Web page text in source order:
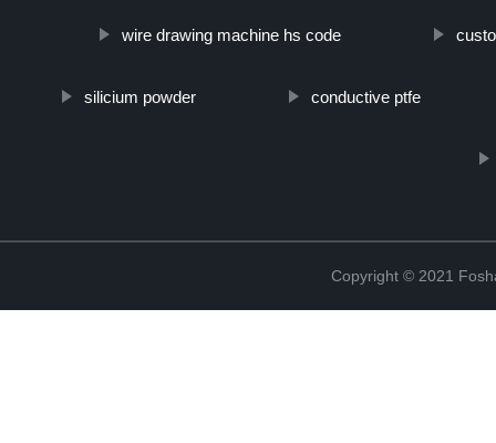
wire drawing machine hs code
silicium powder conductive ptfe
Copyright © 2021